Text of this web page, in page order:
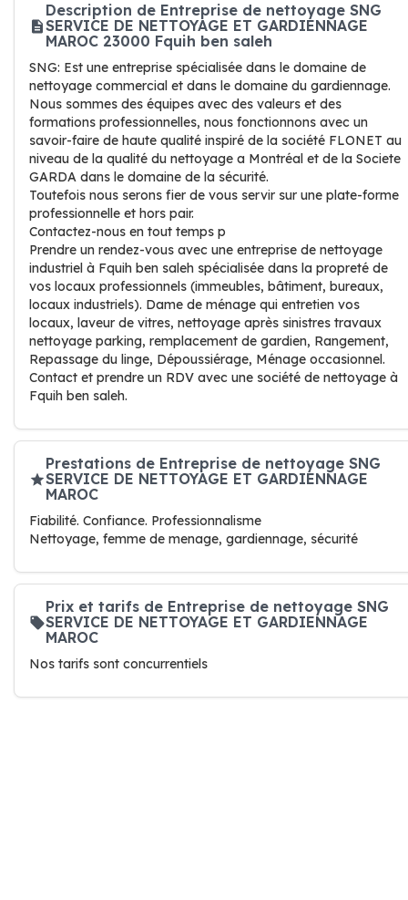
Description de Entreprise de nettoyage SNG
SERVICE DE NETTOYAGE ET GARDIENNAGE
MAROC 23000 Fquih ben saleh
SNG: Est une entreprise spécialisée dans le domaine de
nettoyage commercial et dans le domaine du gardiennage.
Nous sommes des équipes avec des valeurs et des
formations professionnelles, nous fonctionnons avec un
savoir-faire de haute qualité inspiré de la société FLONET au
niveau de la qualité du nettoyage a Montréal et de la Societe
GARDA dans le domaine de la sécurité.
Toutefois nous serons fier de vous servir sur une plate-forme
professionnelle et hors pair.
Contactez-nous en tout temps p
Prendre un rendez-vous avec une entreprise de nettoyage
industriel à Fquih ben saleh spécialisée dans la propreté de
vos locaux professionnels (immeubles, bâtiment, bureaux,
locaux industriels). Dame de ménage qui entretien vos
locaux, laveur de vitres, nettoyage après sinistres travaux
nettoyage parking, remplacement de gardien, Rangement,
Repassage du linge, Dépoussiérage, Ménage occasionnel.
Contact et prendre un RDV avec une société de nettoyage à
Fquih ben saleh.
Prestations de Entreprise de nettoyage SNG
SERVICE DE NETTOYAGE ET GARDIENNAGE
MAROC
Fiabilité. Confiance. Professionnalisme
Nettoyage, femme de menage, gardiennage, sécurité
Prix et tarifs de Entreprise de nettoyage SNG
SERVICE DE NETTOYAGE ET GARDIENNAGE
MAROC
Nos tarifs sont concurrentiels